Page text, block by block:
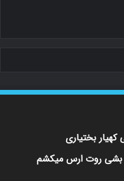
بختیاری
بشی روت ارس میکشم